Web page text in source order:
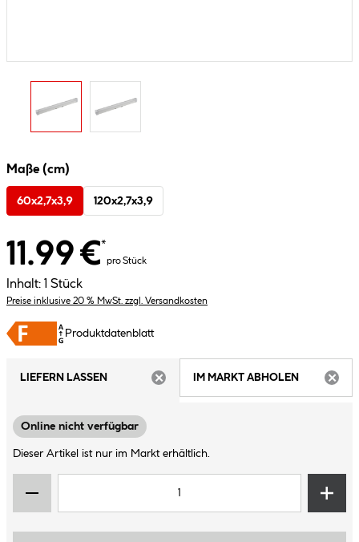
Maße (cm)
60x2,7x3,9 120x2,7x3,9
11.99 €*
pro Stück
Inhalt: 1 Stück
Preise inklusive 20 % MwSt. zzgl. Versandkosten
Produktdatenblatt
LIEFERN LASSEN
IM MARKT ABHOLEN
Online nicht verfügbar
Dieser Artikel ist nur im Markt erhältlich.